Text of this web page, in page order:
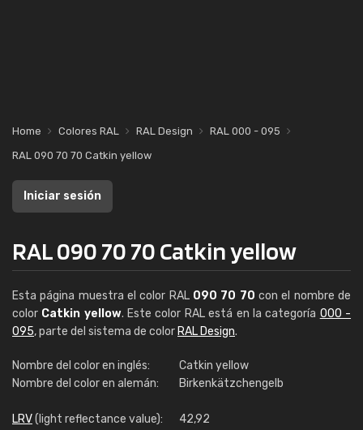
Home Colores RAL RAL Design
RAL 000 - 095
RAL 090 70 70 Catkin yellow
Iniciar sesión
RAL 090 70 70 Catkin yellow
Esta página muestra el color RAL 090 70 70 con el nombre de
color Catkin yellow. Este color RAL está en la categoría 000 -
095, parte del sistema de color RAL Design.
Nombre del color en inglés:
Catkin yellow
Nombre del color en alemán:
Birkenkätzchengelb
LRV(light reflectance value): 42,92